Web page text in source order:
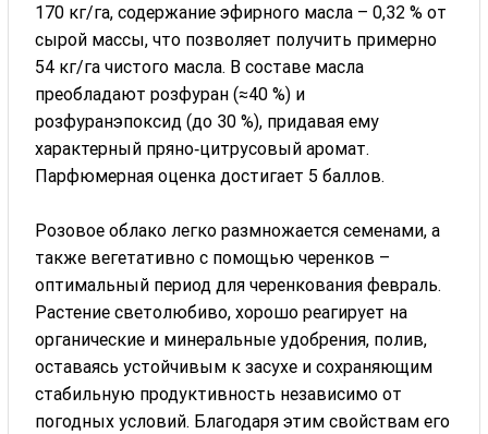
170 кг/га, содержание эфирного масла – 0,32 % от
сырой массы, что позволяет получить примерно
54 кг/га чистого масла. В составе масла
преобладают розфуран (≈40 %) и
розфуранэпоксид (до 30 %), придавая ему
характерный пряно‑цитрусовый аромат.
Парфюмерная оценка достигает 5 баллов.
Розовое облако легко размножается семенами, а
также вегетативно с помощью черенков –
оптимальный период для черенкования февраль.
Растение светолюбиво, хорошо реагирует на
органические и минеральные удобрения, полив,
оставаясь устойчивым к засухе и сохраняющим
стабильную продуктивность независимо от
погодных условий. Благодаря этим свойствам его